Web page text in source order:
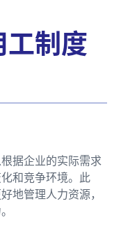
工制度
据企业的实际需求
和竞争环境。此
地管理人力资源，